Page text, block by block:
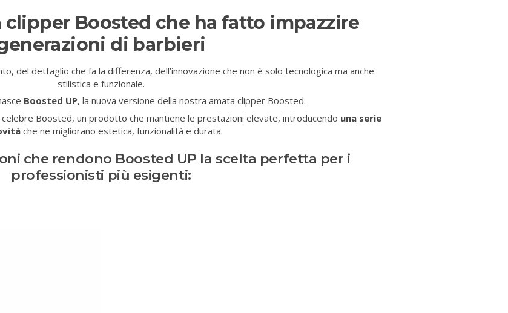
clipper Boosted che ha fatto impazzire
di barbieri
del dettaglio che fa la differenza, dell’innovazione che non è solo tecnologica ma anche
stilistica e funzionale.
Boosted UP, la nuova versione della nostra amata clipper Boosted.
celebre Boosted, un prodotto che mantiene le prestazioni elevate, introducendo una serie
che ne migliorano estetica, funzionalità e durata.
che rendono Boosted UP la scelta perfetta per i
professionisti più esigenti: